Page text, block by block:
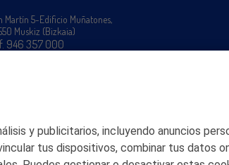
Martín 5-Edificio Muñatones,
Muskiz (Bizkaia)
946 357 000
y publicitarios, incluyendo anuncios
tus dispositivos, combinar tus datos